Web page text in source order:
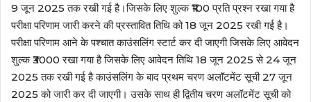
9 जून 2025 तक रखी गई है।जिसके लिए शुल्क ₹100 प्रति प्रश्न रखा गया है
परीक्षा परिणाम जारी करने की प्रस्तावित तिथि को 18 जून 2025 रखी गई है।
परीक्षा परिणाम आने के पश्चात काउंसलिंग स्टार्ट कर दी जाएगी जिसके लिए आवेदन
शुल्क ₹3000 रखा गया है जिसके लिए आवेदन तिथि 18 जून 2025 से 24 जून
2025 तक रखी गई है काउंसलिंग के बाद प्रथम चरण अलॉटमेंट सूची 27 जून
2025 को जारी कर दी जाएगी। उसके साथ ही द्वितीय चरण अलॉटमेंट सूची को